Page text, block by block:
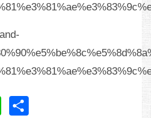
Line共